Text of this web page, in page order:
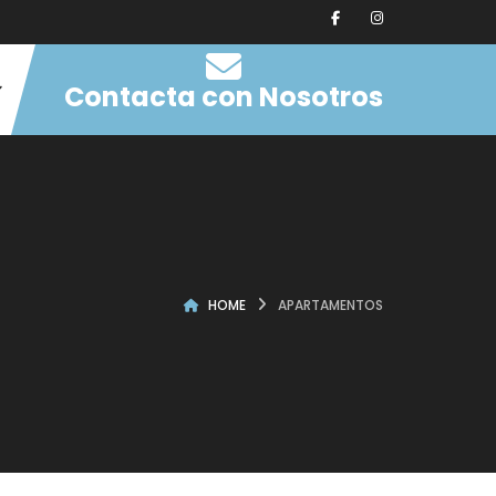
Contacta con Nosotros
HOME APARTAMENTOS